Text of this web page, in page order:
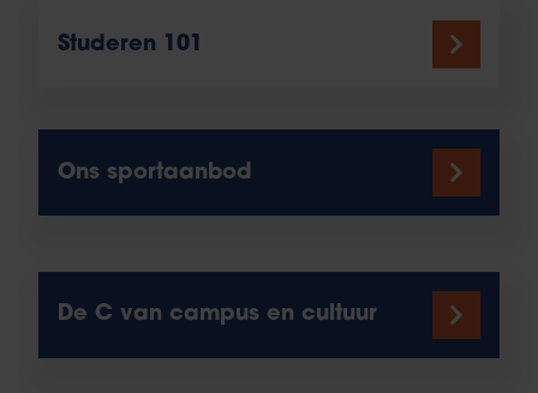
Studeren 101
Ons sportaanbod
De C van campus en cultuur